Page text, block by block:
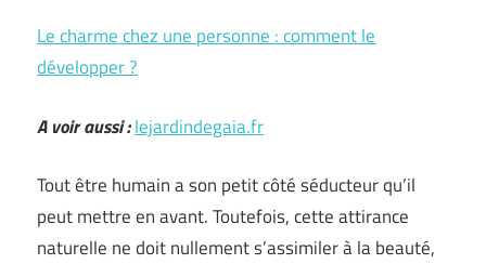
Le charme chez une personne : comment le
développer ?
A voir aussi :lejardindegaia.fr
Tout être humain a son petit côté séducteur qu’il
peut mettre en avant. Toutefois, cette attirance
naturelle ne doit nullement s’assimiler à la beauté,